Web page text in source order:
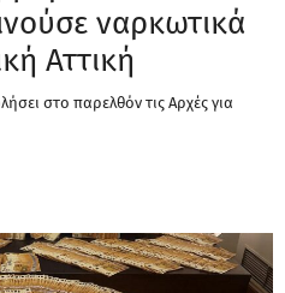
ναρκωτικά
Αττική
στο παρελθόν τις Αρχές για